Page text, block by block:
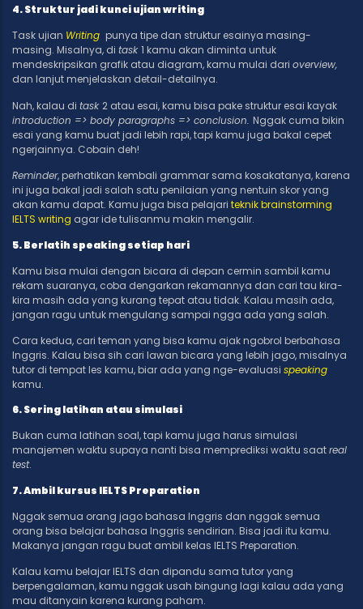
4. Struktur jadi kunci ujian writing
Task ujian Writing punya tipe dan struktur esainya masing-
masing. Misalnya, di task1 kamu akan diminta untuk
mendeskripsikan grafik atau diagram, kamu mulai dari overview,
dan lanjut menjelaskan detail-detailnya.
Nah, kalau di task 2 atau esai, kamu bisa pake struktur esai kayak
introduction => body paragraphs => conclusion. Nggak cuma bikin
esai yang kamu buat jadi lebih rapi, tapi kamu juga bakal cepet
ngerjainnya. Cobain deh!
Reminder,perhatikan kembali grammar sama kosakatanya, karena
ini juga bakal jadi salah satu penilaian yang nentuin skor yang
akan kamu dapat. Kamu juga bisa pelajari teknik brainstorming
IELTS writing agar ide tulisanmu makin mengalir.
5. Berlatih speaking setiap hari
Kamu bisa mulai dengan bicara di depan cermin sambil kamu
rekam suaranya, coba dengarkan rekamannya dan cari tau kira-
kira masih ada yang kurang tepat atau tidak. Kalau masih ada,
jangan ragu untuk mengulang sampai ngga ada yang salah.
Cara kedua, cari teman yang bisa kamu ajak ngobrol berbahasa
Inggris. Kalau bisa sih cari lawan bicara yang lebih jago, misalnya
tutor di tempat les kamu, biar ada yang nge-evaluasi speaking
kamu.
6. Sering latihan atau simulasi
Bukan cuma latihan soal, tapi kamu juga harus simulasi
manajemen waktu supaya nanti bisa memprediksi waktu saatreal
test.
7. Ambil kursus IELTS Preparation
Nggak semua orang jago bahasa Inggris dan nggak semua
orang bisa belajar bahasa Inggris sendirian. Bisa jadi itu kamu.
Makanya jangan ragu buat ambil kelas IELTS Preparation.
Kalau kamu belajar IELTS dan dipandu sama tutor yang
berpengalaman, kamu nggak usah bingung lagi kalau ada yang
mau ditanyain karena kurang paham.